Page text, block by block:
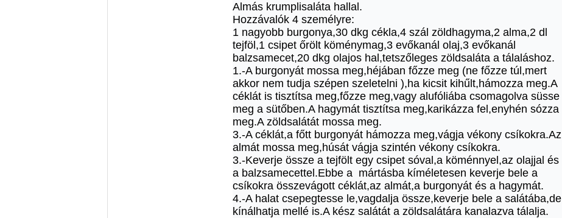
Almás krumplisaláta hallal.
Hozzávalók 4 személyre:
1 nagyobb burgonya,30 dkg cékla,4 szál zöldhagyma,2 alma,2 dl
tejföl,1 csipet őrölt köménymag,3 evőkanál olaj,3 evőkanál
balzsamecet,20 dkg olajos hal,tetszőleges zöldsaláta a tálaláshoz.
1.-A burgonyát mossa meg,héjában főzze meg (ne főzze túl,mert
akkor nem tudja szépen szeletelni ),ha kicsit kihűlt,hámozza meg.A
céklát is tisztítsa meg,főzze meg,vagy alufóliába csomagolva süsse
meg a sütőben.A hagymát tisztítsa meg,karikázza fel,enyhén sózza
meg.A zöldsalátát mossa meg.
3.-A céklát,a főtt burgonyát hámozza meg,vágja vékony csíkokra.Az
almát mossa meg,húsát vágja szintén vékony csíkokra.
3.-Keverje össze a tejfölt egy csipet sóval,a köménnyel,az olajjal és
a balzsamecettel.Ebbe a mártásba kíméletesen keverje bele a
csíkokra összevágott céklát,az almát,a burgonyát és a hagymát.
4.-A halat csepegtesse le,vagdalja össze,keverje bele a salátába,de
kínálhatja mellé is.A kész salátát a zöldsalátára kanalazva tálalja.